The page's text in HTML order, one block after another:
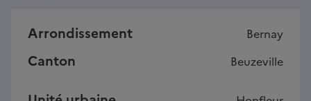
Arrondissement Bernay
Canton Beuzeville